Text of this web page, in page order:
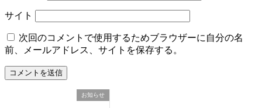
サイト
次回のコメントで使用するためブラウザーに自分の名
前、メールアドレス、サイトを保存する。
お知らせ